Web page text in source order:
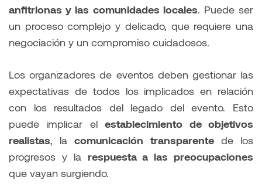
anfitrionas y las comunidades locales. Puede ser
un proceso complejo y delicado, que requiere una
negociación y un compromiso cuidadosos.
Los organizadores de eventos deben gestionar las
expectativas de todos los implicados en relación
con los resultados del legado del evento. Esto
puede implicar elestablecimiento de objetivos
realistas, lacomunicación transparentede los
progresos y la respuesta a las preocupaciones
que vayan surgiendo.